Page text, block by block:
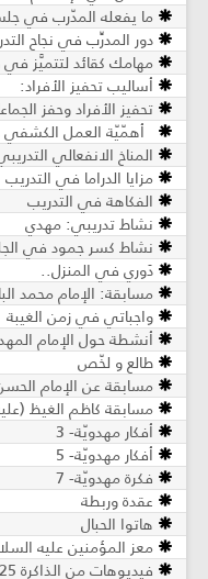
ما يفعله المدّرب في
دور المدرِّب في نجاح
مهامك كقائد لتتميَّز
أساليب تحفيز الأفراد:
تحفيز الأفراد وحفز
أهمّيّة العمل
المناخ الانفعالي
مزايا الدراما في التدريب
الفكاهة في التدريب
نشاط تدريبي: مهدي
نشاط كسر جمود في
دَوري في المنزل..
مسابقة: الإمام محمد
واجباتي في زمن الغيبة
أنشطة حول الإمام
طالع و لخّص
مسابقة عن الإمام
مسابقة كاظم الغيظ
أفكار مهدويّة- 3
أفكار مهدويّة- 5
فكرة مهدويّة- 7
عقدة وربطة
هاتوا الحبال
معز المؤمنين عليه
فيديوهات من الذاكرة 25 أيار